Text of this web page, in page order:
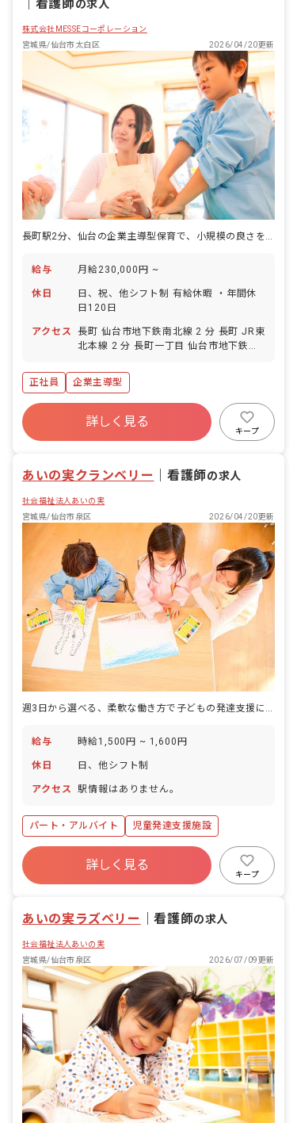
看護師の求人
株式会社MESSEコーポレーション
宮城県/仙台市太白区
2026/04/20更新
長町駅2分、仙台の企業主導型保育で、小規模の良さを活かす
給与 月給230,000円 ~
休日
日、祝、他シフト制 有給休暇 ・年間休
日120日
アクセス
長町 仙台市地下鉄南北線 2 分 長町 JR東
北本線 2 分 長町一丁目 仙台市地下鉄南
分 太子堂 JR東北本線 14 分
正社員 企業主導型
詳しく見る
キープ
あいの実クランベリー ｜看護師の求人
社会福祉法人あいの実
宮城県/仙台市泉区
2026/04/20更新
週3日から選べる、柔軟な働き方で子どもの発達支援に向き合える。
給与 時給1,500円 ~ 1,600円
休日 日、他シフト制
アクセス 駅情報はありません。
パート・アルバイト 児童発達支援施設
詳しく見る
キープ
あいの実ラズベリー ｜看護師の求人
社会福祉法人あいの実
宮城県/仙台市泉区
2026/07/09更新